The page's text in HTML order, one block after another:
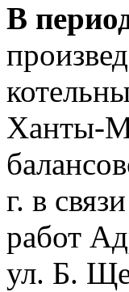
В
Ханты-
г. в
работ
ул. Б.